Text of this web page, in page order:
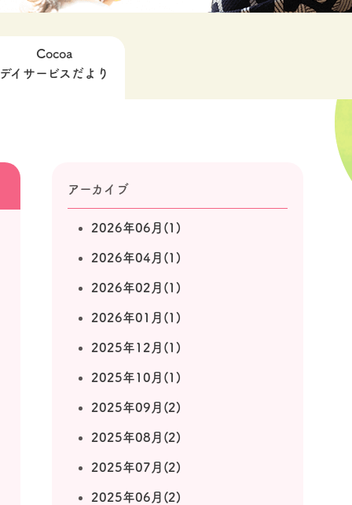
Cocoa
イサービスだより
アーカイブ
2026年06月(1)
2026年04月(1)
2026年02月(1)
2026年01月(1)
2025年12月(1)
2025年10月(1)
2025年09月(2)
2025年08月(2)
2025年07月(2)
2025年06月(2)